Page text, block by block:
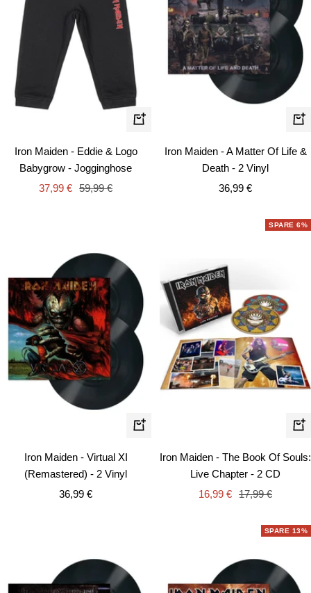
Schnellansicht
Iron Maiden - Eddie & Logo
Babygrow - Jogginghose
Angebotspreis
37,99 € Regulärer
59,99 €
In
Iron Maiden - A Matter Of Life &
Death - 2 Vinyl
Angebotspreis
36,99 €
In
Iron Maiden - Virtual XI
(Remastered) - 2 Vinyl
Angebotspreis
36,99 €
SPARE 6%
In
Iron Maiden - The Book Of Souls:
Live Chapter - 2 CD
Angebotspreis
16,99 € Regulärer
17,99 €
SPARE 13%